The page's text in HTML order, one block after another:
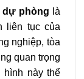
dự phòng là
liên tục của
nghiệp, tòa
quan trọng
hình này thể